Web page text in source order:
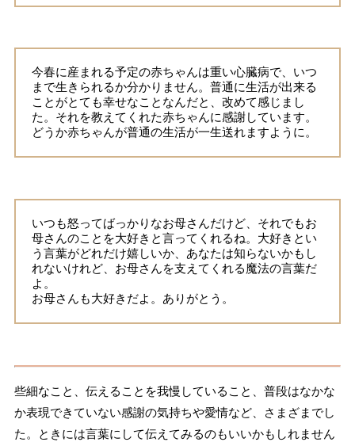
今春に産まれる予定の赤ちゃんは重い心臓病で、いつ
まで生きられるか分かりません。普通に生活が出来る
ことがとても幸せなことなんだと、改めて感じまし
た。それを教えてくれた赤ちゃんに感謝しています。
どうか赤ちゃんが普通の生活が一生送れますように。
いつも怒ってばっかりなお母さんだけど、それでもお
母さんのことを大好きと言ってくれるね。大好きとい
う言葉がどれだけ嬉しいか、あなたは知らないかもし
れないけれど、お母さんを支えてくれる魔法の言葉だ
よ。
お母さんも大好きだよ。ありがとう。
些細なこと、伝えることを我慢していること、普段はなかな
か表現できていない感謝の気持ちや愛情など、さまざまでし
た。ときには言葉にして伝えてみるのもいいかもしれません